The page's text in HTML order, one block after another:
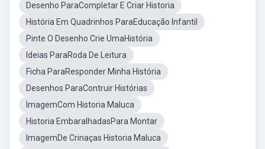
Desenho ParaCompletar E Criar Historia
História Em Quadrinhos ParaEducação Infantil
Pinte O Desenho Crie UmaHistória
Ideias ParaRoda De Leitura
Ficha ParaResponder Minha História
Desenhos ParaContruir Histórias
ImagemCom Historia Maluca
Historia EmbaralhadasPara Montar
ImagemDe Crinaças Historia Maluca